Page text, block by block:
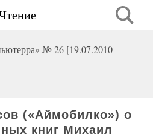
№ 26 [19.07.2010 —
(«Аймобилко») о
книг Михаил